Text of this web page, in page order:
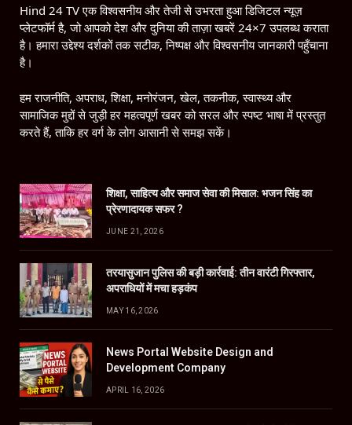
Hind 24 TV एक विश्वसनीय और तेजी से उभरता हुआ डिजिटल न्यूज़
प्लेटफॉर्म है, जो आपको देश और दुनिया की ताज़ा खबरें 24×7 उपलब्ध कराता
है। हमारा उद्देश्य दर्शकों तक सटीक, निष्पक्ष और विश्वसनीय जानकारी पहुँचाना
है।
हम राजनीति, अपराध, शिक्षा, मनोरंजन, खेल, तकनीक, स्वास्थ्य और
सामाजिक मुद्दों से जुड़ी हर महत्वपूर्ण खबर को सरल और स्पष्ट भाषा में प्रस्तुत
करते हैं, ताकि हर वर्ग के लोग आसानी से समझ सकें।
शिक्षा, साहित्य और समाज सेवा की मिसाल: भजन सिंह का
प्रेरणादायक सफर ?
JUNE 21, 2026
तरयासुजान पुलिस की बड़ी कार्रवाई: तीन वारंटी गिरफ्तार,
अपराधियों में मचा हड़कंप
MAY 16, 2026
News Portal Website Design and
Development Company
APRIL 16, 2026